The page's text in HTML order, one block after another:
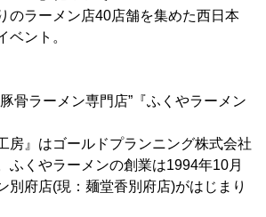
のラーメン店40店舗を集めた西日本
ベント。
豚骨ラーメン専門店”『ふくやラーメン
房』はゴールドプランニング株式会社
ふくやラーメンの創業は1994年10月
別府店(現：麺堂香別府店)がはじまり